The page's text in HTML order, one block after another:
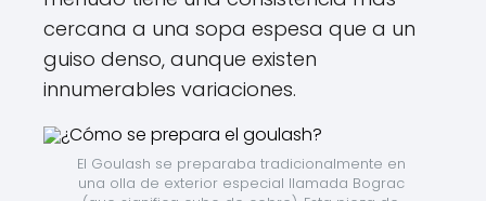
cercana a una sopa espesa que a un
guiso denso, aunque existen
innumerables variaciones.
El Goulash se preparaba tradicionalmente en
una olla de exterior especial llamada Bograc